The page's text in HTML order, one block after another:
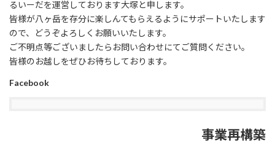
るいーだを運営しております大塚と申します。
皆様が八ヶ岳を存分に楽しんてもらえるようにサポートいたします
ので、どうぞよろしくお願いいたします。
ご不明点等ございましたらお問い合わせにてご質問ください。
皆様のお越しをぜひお待ちしております。
Facebook
事業再構築